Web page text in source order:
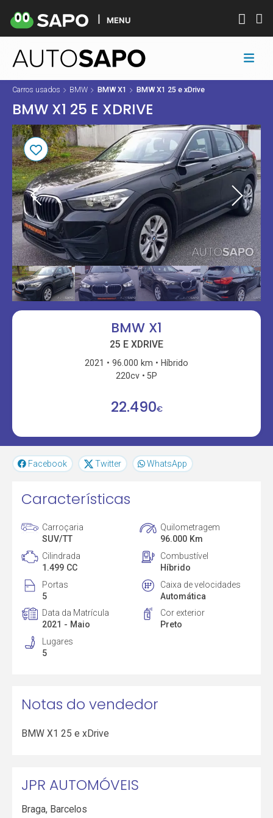
MENU
Carros usados BMW BMW X1 BMW X1 25 e xDrive
BMW X1 25 E XDRIVE
BMW X1
25 E XDRIVE
2021 96.000 km
Híbrido
220cv
5P
22.490€
Facebook Twitter WhatsApp
Características
Carroçaria
SUV/TT
Quilometragem
96.000 Km
Cilindrada
1.499 CC
Combustível
Híbrido
Portas
5
Caixa de velocidades
Automática
Data da Matrícula
2021 - Maio
Cor exterior
Preto
Lugares
5
Notas do vendedor
BMW X1 25 e xDrive
JPR AUTOMÓVEIS
Braga, Barcelos